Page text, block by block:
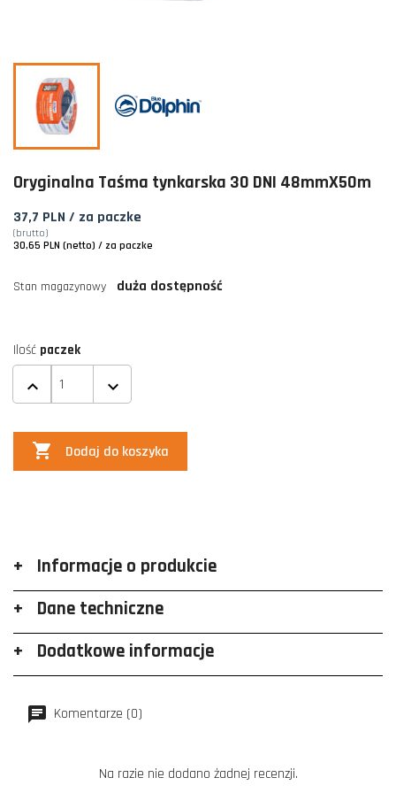
Oryginalna Taśma tynkarska 30 DNI 48mmX50m
37,7 PLN / za paczke
(brutto)
30,65 PLN (netto) / za paczke
Stan magazynowy duża dostępność
Ilość paczek
 Dodaj do koszyka
Informacje o produkcie
Dane techniczne
Dodatkowe informacje
Komentarze (0)
Na razie nie dodano żadnej recenzji.